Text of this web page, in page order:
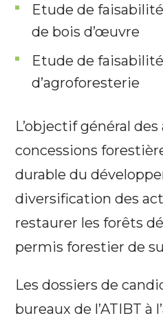
Etude de
de bois d’œuvre
Etude de
d’agroforesterie
L’objectif général
concessions
durable du
diversification des
restaurer les forêts
permis forestier de
Les dossiers de
bureaux de l’ATIBT à